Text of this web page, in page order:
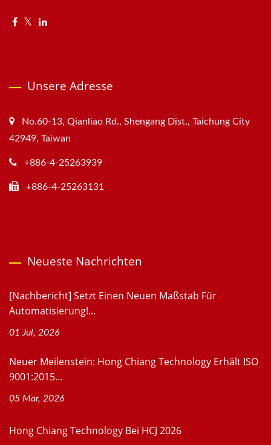
Unsere Adresse
No.60-13, Qianliao Rd., Shengang Dist., Taichung City
42949, Taiwan
+886-4-25263939
+886-4-25263131
Neueste Nachrichten
[Nachbericht] Setzt Einen Neuen Maßstab Für
Automatisierung!...
01 Jul, 2026
Neuer Meilenstein: Hong Chiang Technology Erhält ISO
9001:2015...
05 Mar, 2026
Hong Chiang Technology Bei HCJ 2026